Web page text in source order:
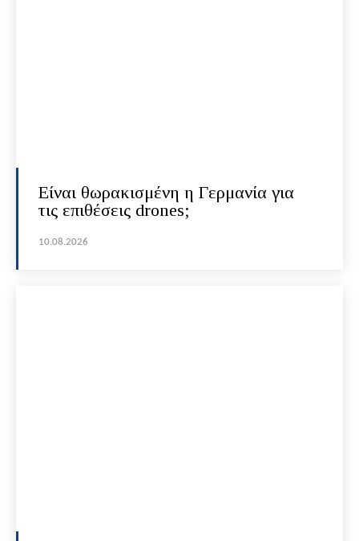
Είναι θωρακισμένη η Γερμανία για
τις επιθέσεις drones;
10.08.2026